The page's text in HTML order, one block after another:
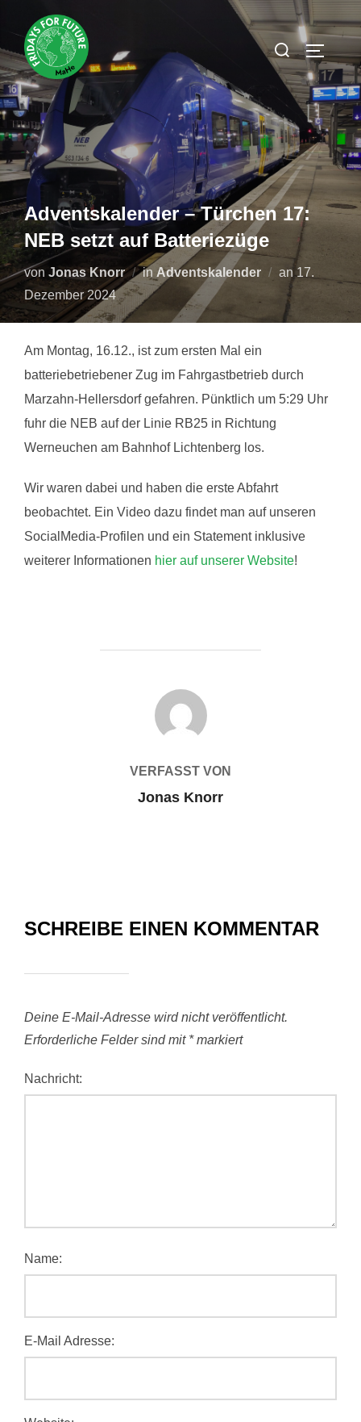
Inhalt
springen
Suchen
nach:
Adventskalender – Türchen 17:
NEB setzt auf Batteriezüge
von Jonas Knorr in Adventskalender an17.
Dezember 2024
Am Montag, 16.12., ist zum ersten Mal ein
batteriebetriebener Zug im Fahrgastbetrieb durch
Marzahn-Hellersdorf gefahren. Pünktlich um 5:29 Uhr
fuhr die NEB auf der Linie RB25 in Richtung
Werneuchen am Bahnhof Lichtenberg los.
Wir waren dabei und haben die erste Abfahrt
beobachtet. Ein Video dazu findet man auf unseren
SocialMedia-Profilen und ein Statement inklusive
weiterer Informationen hier auf unserer Website!
BEITRAGSAUTOR
VERFASST VON
Jonas Knorr
SCHREIBE EINEN KOMMENTAR
Deine E-Mail-Adresse wird nicht veröffentlicht.
Erforderliche Felder sind mit *markiert
Nachricht:
Name:
E-Mail Adresse: